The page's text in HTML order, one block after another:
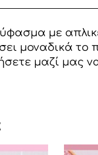
με
μοναδικά
μαζί μας